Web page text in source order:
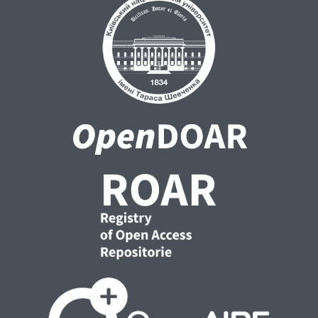
наступні: дослідження обсягу кримінальної
процесуальної компетенції слідчого;
визначення функціонального призначення
кримінальної процесуальної компетенції